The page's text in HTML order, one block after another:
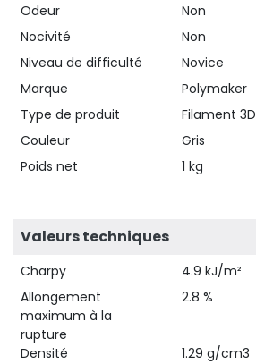
Odeur
Non
Nocivité
Non
Niveau de difficulté
Novice
Marque
Polymaker
Type de produit
Filament 3D
Couleur
Gris
Poids net
1 kg
Valeurs techniques
Charpy
4.9 kJ/m²
Allongement
maximum à la
rupture
2.8 %
Densité 1.29 g/cm3